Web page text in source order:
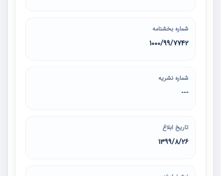
شماره بخشنامه
1000/99/7742
شماره نشریه
---
تاریخ ابلاغ
1399/8/26